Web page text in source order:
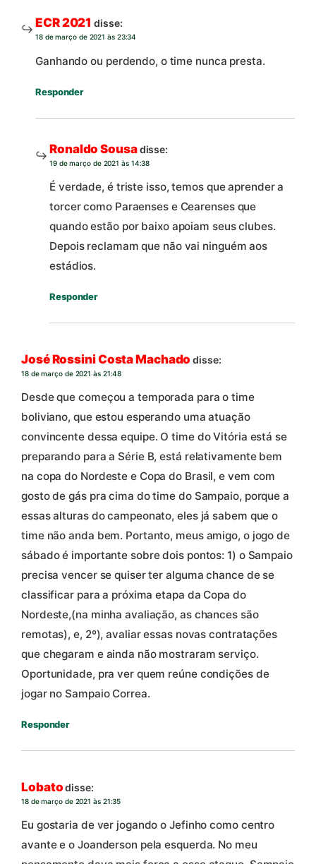
ECR 2021 disse:
18 de março de 2021 às 23:34
Ganhando ou perdendo, o time nunca presta.
Responder
Ronaldo Sousadisse:
19 de março de 2021 às 14:38
É verdade, é triste isso, temos que aprender a
torcer como Paraenses e Cearenses que
quando estão por baixo apoiam seus clubes.
Depois reclamam que não vai ninguém aos
estádios.
Responder
José Rossini Costa Machado disse:
18 de março de 2021 às 21:48
Desde que começou a temporada para o time
boliviano, que estou esperando uma atuação
convincente dessa equipe. O time do Vitória está se
preparando para a Série B, está relativamente bem
na copa do Nordeste e Copa do Brasil, e vem com
gosto de gás pra cima do time do Sampaio, porque a
essas alturas do campeonato, eles já sabem que o
time não anda bem. Portanto, meus amigo, o jogo de
sábado é importante sobre dois pontos: 1) o Sampaio
precisa vencer se quiser ter alguma chance de se
classificar para a próxima etapa da Copa do
Nordeste,(na minha avaliação, as chances são
remotas), e, 2º), avaliar essas novas contratações
que chegaram e ainda não mostraram serviço.
Oportunidade, pra ver quem reúne condições de
jogar no Sampaio Correa.
Responder
Lobatodisse:
18 de março de 2021 às 21:35
Eu gostaria de ver jogando o Jefinho como centro
avante e o Joanderson pela esquerda. No meu